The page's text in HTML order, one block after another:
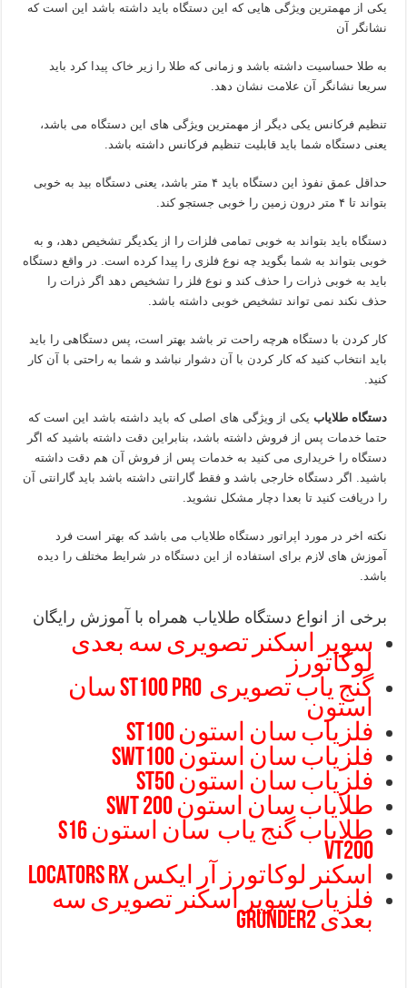
یکی از مهمترین ویژگی هایی که این دستگاه باید داشته باشد این است که
نشانگر آن
به طلا حساسیت داشته باشد و زمانی که طلا را زیر خاک پیدا کرد باید
سریعا نشانگر آن علامت نشان دهد.
تنظیم فرکانس یکی دیگر از مهمترین ویژگی های این دستگاه می باشد،
یعنی دستگاه شما باید قابلیت تنظیم فرکانس داشته باشد.
حداقل عمق نفوذ این دستگاه باید ۴ متر باشد، یعنی دستگاه بید به خوبی
بتواند تا ۴ متر درون زمین را خوبی جستجو کند.
دستگاه باید بتواند به خوبی تمامی فلزات را از یکدیگر تشخیص دهد، و به
خوبی بتواند به شما بگوید چه نوع فلزی را پیدا کرده است. در واقع دستگاه
باید به خوبی ذرات را حذف کند و نوع فلز را تشخیص دهد اگر ذرات را
حذف نکند نمی تواند تشخیص خوبی داشته باشد.
کار کردن با دستگاه هرچه راحت تر باشد بهتر است، پس دستگاهی را باید
باید انتخاب کنید که کار کردن با آن دشوار نباشد و شما به راحتی با آن کار
کنید.
دستگاه طلایاب یکی از ویژگی های اصلی که باید داشته باشد این است که
حتما خدمات پس از فروش داشته باشد، بنابراین دقت داشته باشید که اگر
دستگاه را خریداری می کنید به خدمات پس از فروش آن هم دقت داشته
باشید. اگر دستگاه خارجی باشد و فقط گارانتی داشته باشد باید گارانتی آن
را دریافت کنید تا بعدا دچار مشکل نشوید.
نکته اخر در مورد اپراتور دستگاه طلایاب می باشد که بهتر است فرد
آموزش های لازم برای استفاده از این دستگاه در شرایط مختلف را دیده
باشد.
برخی از انواع دستگاه طلایاب همراه با آموزش رایگان
سوپر اسکنر تصویری سه بعدی
لوکاتورز
گنج یاب تصویری ST100 pro سان
استون
فلزیاب سان استون ST100
فلزیاب سان استون SWT100
فلزیاب سان استون ST50
طلایاب سان استون SWT 200
طلایاب گنج یاب سان استون S16
VT200
اسکنر لوکاتورز آر ایکس LOCATORS RX
فلزیاب سوپر اسکنر تصویری سه
بعدی Grunder2